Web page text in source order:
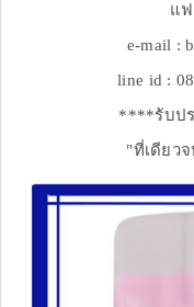
แฟ
e-mail :
line id :
****รับป
"ที่เดียว